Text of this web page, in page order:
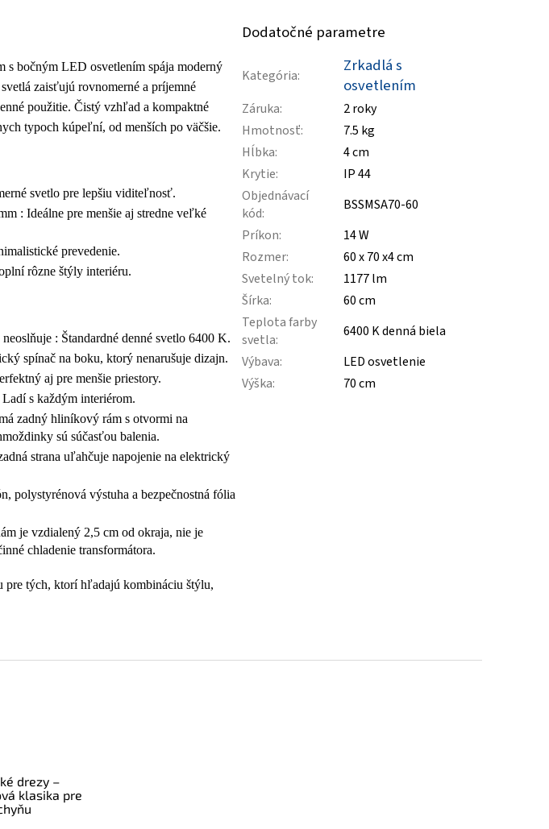
s bočným LED osvetlením spája moderný
zaisťujú rovnomerné a príjemné
použitie. Čistý vzhľad a kompaktné
typoch kúpeľní, od menších po väčšie.
svetlo pre lepšiu viditeľnosť.
: Ideálne pre menšie aj stredne veľké
prevedenie.
rôzne štýly interiéru.
: Štandardné denné svetlo 6400 K.
spínač na boku, ktorý nenarušuje dizajn.
aj pre menšie priestory.
Ladí s každým interiérom.
zadný hliníkový rám s otvormi na
sú súčasťou balenia.
strana uľahčuje napojenie na elektrický
polystyrénová výstuha a bezpečnostná fólia
je vzdialený 2,5 cm od okraja, nie je
chladenie transformátora.
pre tých, ktorí hľadajú kombináciu štýlu,
Dodatočné parametre
Kategória:
Zrkadlá s
osvetlením
Záruka:
2 roky
Hmotnosť:
7.5 kg
Hĺbka:
4 cm
Krytie:
IP 44
Objednávací
kód:
BSSMSA70-60
Príkon:
14 W
Rozmer:
60 x 70 x4 cm
Svetelný tok:
1177 lm
Šírka:
60 cm
Teplota farby
svetla:
6400 K denná biela
Výbava:
LED osvetlenie
Výška: 70 cm
drezy –
klasika pre